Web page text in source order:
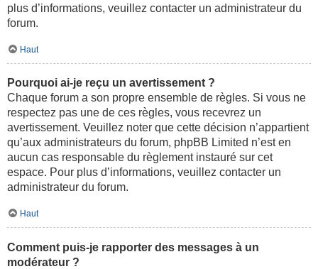
plus d’informations, veuillez contacter un administrateur du
forum.
Haut
Pourquoi ai-je reçu un avertissement ?
Chaque forum a son propre ensemble de règles. Si vous ne
respectez pas une de ces règles, vous recevrez un
avertissement. Veuillez noter que cette décision n’appartient
qu’aux administrateurs du forum, phpBB Limited n’est en
aucun cas responsable du règlement instauré sur cet
espace. Pour plus d’informations, veuillez contacter un
administrateur du forum.
Haut
Comment puis-je rapporter des messages à un
modérateur ?